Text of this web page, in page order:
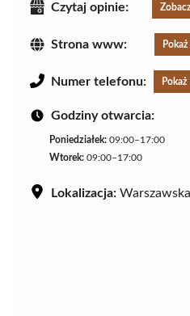
Czytaj opinie:
Strona www:
Numer telefonu:
Godziny otwarcia:
Poniedziałek: 09:00–17:00
Wtorek: 09:00–17:00
Lokalizacja: